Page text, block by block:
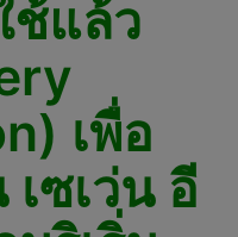
ช้แล้ว
เพื่อ
ซเว่น อี